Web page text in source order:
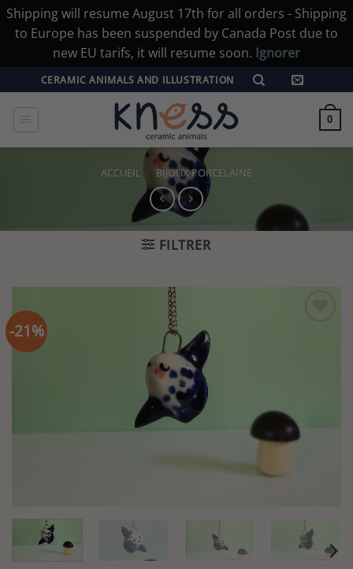
Shipping will resume August 17th for all orders - Shipping
to Europe has been suspended by Canada Post due to
new EU tarifs, it will resume soon. Ignorer
au
contenu
CERAMIC ANIMALS AND ILLUSTRATION
0
ACCUEIL / BIJOUX PORCELAINE
FILTRER
-21%